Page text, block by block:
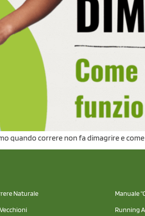
quando correre non fa dimagrire e
Naturale Manuale
Running